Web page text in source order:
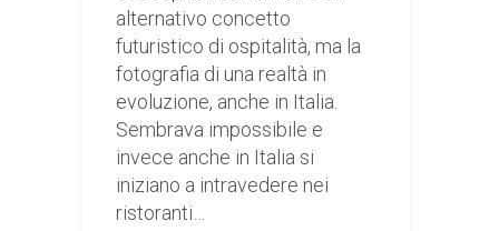
alternativo concetto
futuristico di ospitalità, ma la
fotografia di una realtà in
evoluzione, anche in Italia.
Sembrava impossibile e
invece anche in Italia si
iniziano a intravedere nei
ristoranti…